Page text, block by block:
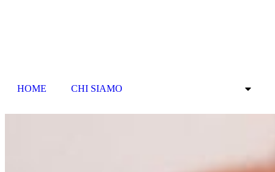
HOME CHI SIAMO